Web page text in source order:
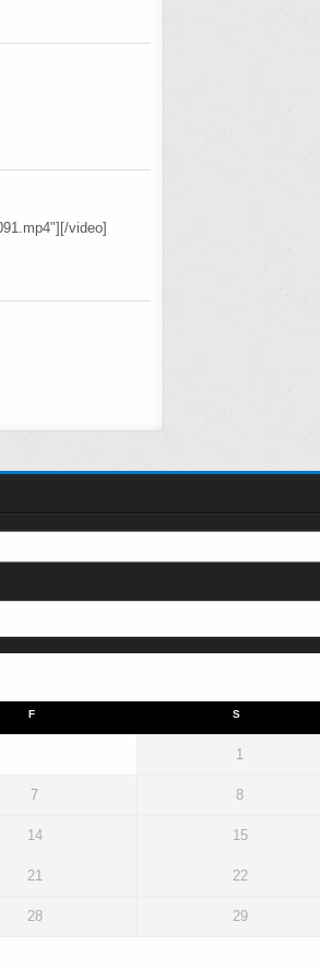
video]
F S
1
7 8
14 15
21 22
28 29